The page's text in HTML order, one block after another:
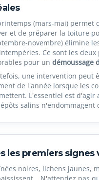
(mars-mai) permet
et de préparer la toiture
novembre) élimine
Ce sont les
pour un démoussage
une intervention peut
de l'année lorsque les
L'essentiel est d'agir
salins n'endommagent
les premiers signes
noires, lichens jaunes,